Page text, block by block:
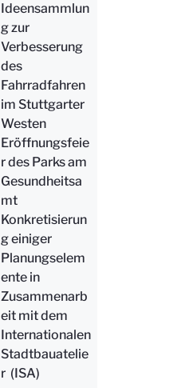
Ideensammlun
g zur
Verbesserung
des
Fahrradfahren
im Stuttgarter
Westen
Eröffnungsfeie
r des Parks am
Gesundheitsa
mt
Konkretisierun
g einiger
Planungselem
ente in
Zusammenarb
eit mit dem
Internationalen
Stadtbauatelie
r (ISA)